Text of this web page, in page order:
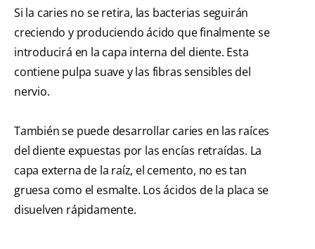
Si la caries no se retira, las bacterias seguirán
creciendo y produciendo ácido que finalmente se
introducirá en la capa interna del diente. Esta
contiene pulpa suave y las fibras sensibles del
nervio.
También se puede desarrollar caries en las raíces
del diente expuestas por las encías retraídas. La
capa externa de la raíz, el cemento, no es tan
gruesa como el esmalte. Los ácidos de la placa se
disuelven rápidamente.